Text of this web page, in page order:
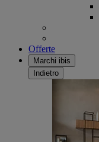
Offerte
Marchi ibis
Indietro